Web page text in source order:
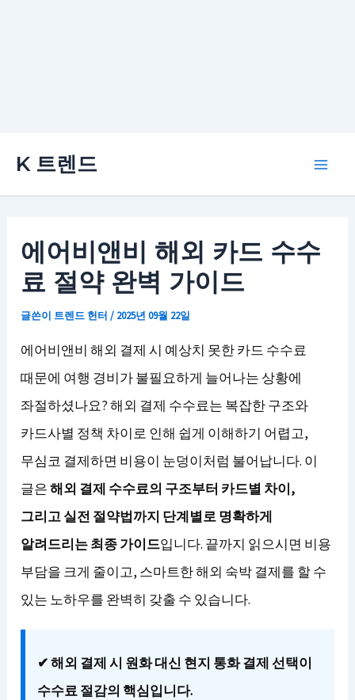
K 트렌드
에어비앤비 해외 카드 수수
료 절약 완벽 가이드
글쓴이 트렌드 헌터/ 2025년 09월 22일
에어비앤비 해외 결제 시 예상치 못한 카드 수수료
때문에 여행 경비가 불필요하게 늘어나는 상황에
좌절하셨나요? 해외 결제 수수료는 복잡한 구조와
카드사별 정책 차이로 인해 쉽게 이해하기 어렵고,
무심코 결제하면 비용이 눈덩이처럼 불어납니다. 이
글은해외 결제 수수료의 구조부터 카드별 차이,
그리고 실전 절약법까지 단계별로 명확하게
알려드리는 최종 가이드입니다. 끝까지 읽으시면 비용
부담을 크게 줄이고, 스마트한 해외 숙박 결제를 할 수
있는 노하우를 완벽히 갖출 수 있습니다.
✔ 해외 결제 시 원화 대신 현지 통화 결제 선택이
수수료 절감의 핵심입니다.